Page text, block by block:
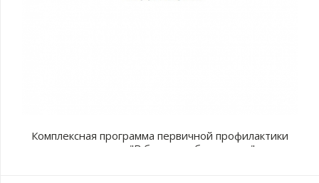
Комплексная программа первичной профилактики
наркомании "В будущее без рисков"